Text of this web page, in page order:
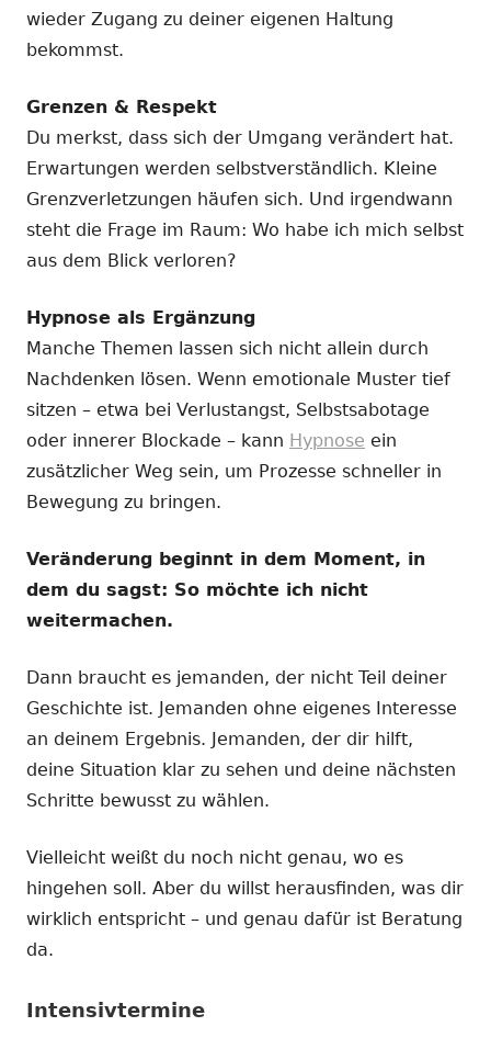
wieder Zugang zu deiner eigenen Haltung
bekommst.
Grenzen & Respekt
Du merkst, dass sich der Umgang verändert hat.
Erwartungen werden selbstverständlich. Kleine
Grenzverletzungen häufen sich. Und irgendwann
steht die Frage im Raum: Wo habe ich mich selbst
aus dem Blick verloren?
Hypnose als Ergänzung
Manche Themen lassen sich nicht allein durch
Nachdenken lösen. Wenn emotionale Muster tief
sitzen – etwa bei Verlustangst, Selbstsabotage
oder innerer Blockade – kann Hypnose ein
zusätzlicher Weg sein, um Prozesse schneller in
Bewegung zu bringen.
Veränderung beginnt in dem Moment, in
dem du sagst: So möchte ich nicht
weitermachen.
Dann braucht es jemanden, der nicht Teil deiner
Geschichte ist. Jemanden ohne eigenes Interesse
an deinem Ergebnis. Jemanden, der dir hilft,
deine Situation klar zu sehen und deine nächsten
Schritte bewusst zu wählen.
Vielleicht weißt du noch nicht genau, wo es
hingehen soll. Aber du willst herausfinden, was dir
wirklich entspricht – und genau dafür ist Beratung
da.
Intensivtermine